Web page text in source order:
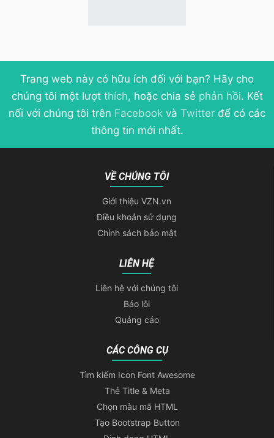
Trang web này có hữu ích đối với bạn? Hãy cho
chúng tôi một lượt thích, hoặc chia sẻ phản hồi. Kết
nối với chúng tôi trên Facebook và Twitter để có các
thông tin mới nhất.
VỀ CHÚNG TÔI
Giới thiệu VZN.vn
Điều khoản sử dụng
Chính sách bảo mật
LIÊN HỆ
Liên hệ với chúng tôi
Báo lỗi
Quảng cáo
CÁC CÔNG CỤ
Tìm kiếm Icon Font Awesome
Thẻ Title & Meta
Chọn màu mã HTML
Tạo Bootstrap Button